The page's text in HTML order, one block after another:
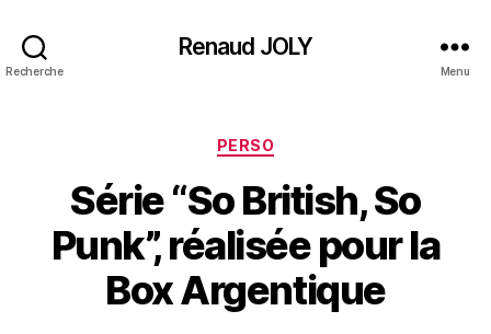
Recherche
Renaud JOLY
Menu
Catégories
PERSO
Série “So British, So
Punk”, réalisée pour la
Box Argentique